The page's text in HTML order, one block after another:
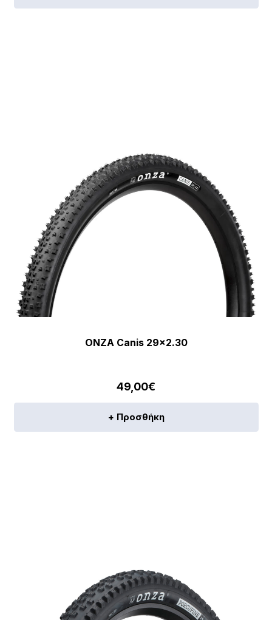
ONZA Canis 29×2.30
49,00€
+ Προσθήκη